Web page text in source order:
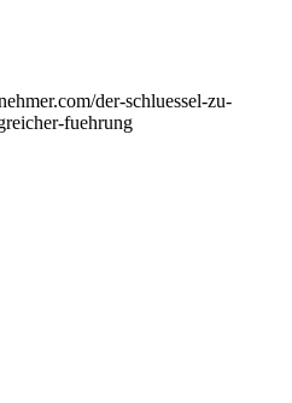
der-schluessel-zu-
fuehrung